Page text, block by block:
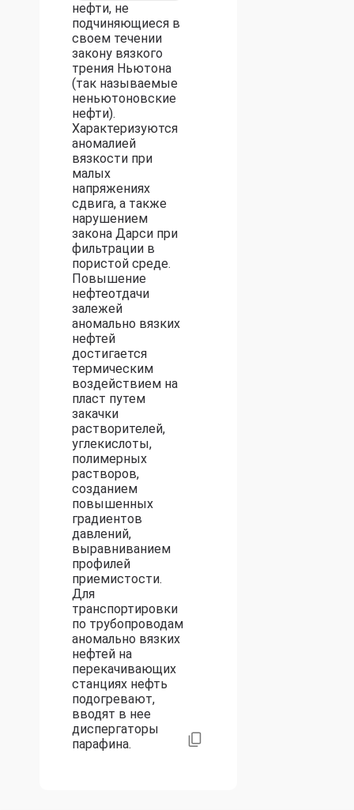
нефти, не
подчиняющиеся в
своем течении
закону вязкого
трения Ньютона
(так называемые
неньютоновские
нефти).
Характеризуются
аномалией
вязкости при
малых
напряжениях
сдвига, а также
нарушением
закона Дарси при
фильтрации в
пористой среде.
Повышение
нефтеотдачи
залежей
аномально вязких
нефтей
достигается
термическим
воздействием на
пласт путем
закачки
растворителей,
углекислоты,
полимерных
растворов,
созданием
повышенных
градиентов
давлений,
выравниванием
профилей
приемистости.
Для
транспортировки
по трубопроводам
аномально вязких
нефтей на
перекачивающих
станциях нефть
подогревают,
вводят в нее
диспергаторы
парафина.